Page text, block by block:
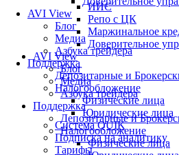
AVI View
Блог
Медиа
Азбука трейдера
Поддержка
Депозитарные и
Налогообложение
Физические лица
Юридические лица
Система QUIK
Подписка на аналитику
Тарифы
ИИС
Репо с ЦК
Маржинальное
Доверительное
AVI View
Блог
Медиа
Азбука трейдера
Поддержка
Депозитарные и
Налогообложение
Физические лица